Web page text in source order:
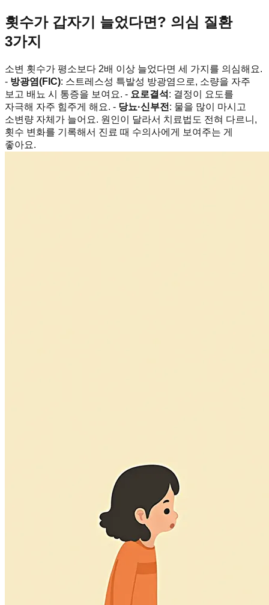
횟수가 갑자기 늘었다면? 의심 질환
3가지
소변 횟수가 평소보다 2배 이상 늘었다면 세 가지를 의심해요.
- 방광염(FIC): 스트레스성 특발성 방광염으로, 소량을 자주
보고 배뇨 시 통증을 보여요. - 요로결석 : 결정이 요도를
자극해 자주 힘주게 해요. - 당뇨·신부전 : 물을 많이 마시고
소변량 자체가 늘어요. 원인이 달라서 치료법도 전혀 다르니,
횟수 변화를 기록해서 진료 때 수의사에게 보여주는 게
좋아요.